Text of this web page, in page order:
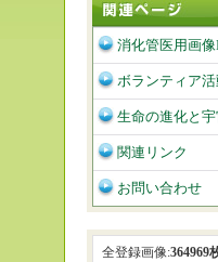
消化管医用画像
ボランティア
生命の進化と
関連リンク
お問い合わせ
全登録画像:364969